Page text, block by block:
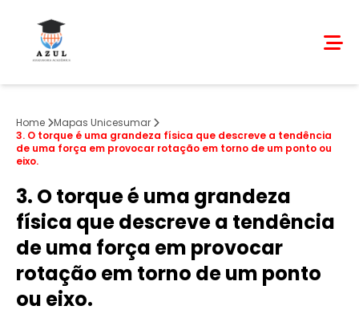
Home
Mapas Unicesumar
3. O torque é uma grandeza física que descreve a tendência
de uma força em provocar rotação em torno de um ponto ou
eixo.
3. O torque é uma grandeza
física que descreve a tendência
de uma força em provocar
rotação em torno de um ponto
ou eixo.